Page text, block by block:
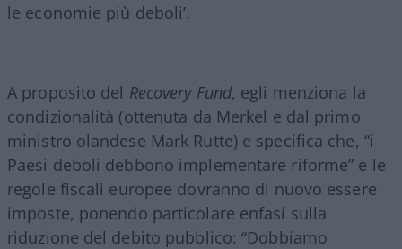
le economie più deboli’.
A proposito del Recovery Fund, egli menziona la
condizionalità (ottenuta da Merkel e dal primo
ministro olandese Mark Rutte) e specifica che, “i
Paesi deboli debbono implementare riforme” e le
regole fiscali europee dovranno di nuovo essere
imposte, ponendo particolare enfasi sulla
riduzione del debito pubblico: “Dobbiamo